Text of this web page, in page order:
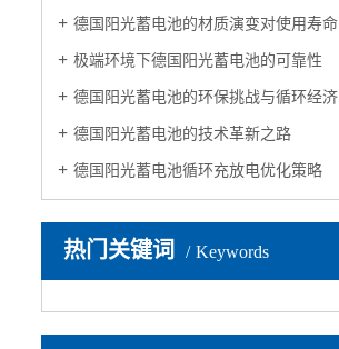
德国阳光蓄电池的材质演变对使用寿命的影响
极端环境下德国阳光蓄电池的可靠性
德国阳光蓄电池的环保挑战与循环经济破局之道
德国阳光蓄电池的技术革新之路
德国阳光蓄电池循环充放电优化策略
热门关键词 Keywords